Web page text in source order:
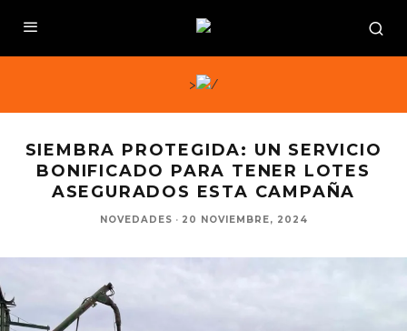
>
SIEMBRA PROTEGIDA: UN SERVICIO
BONIFICADO PARA TENER LOTES
ASEGURADOS ESTA CAMPAÑA
NOVEDADES · 20 NOVIEMBRE, 2024